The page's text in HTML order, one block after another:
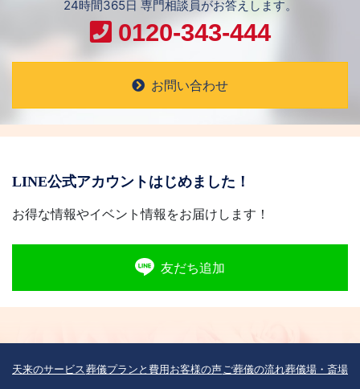
24時間365日 専門相談員がお答えします。
0120-343-444
お問い合わせ
LINE公式アカウントはじめました！
お得な情報やイベント情報をお届けします！
友だち追加
天来のサービス葬儀プランと費用お客様の声 ご葬儀の流れ葬儀場・斎場